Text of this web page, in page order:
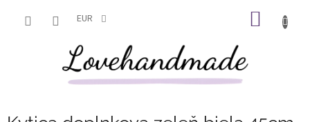
EUR